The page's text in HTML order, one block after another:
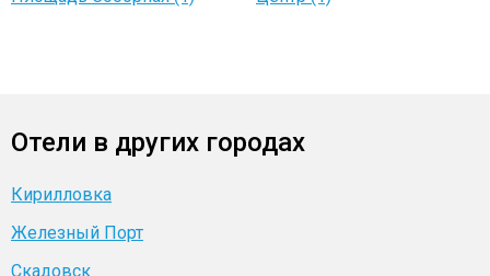
Отели в других городах
Кирилловка
Железный Порт
Скадовск